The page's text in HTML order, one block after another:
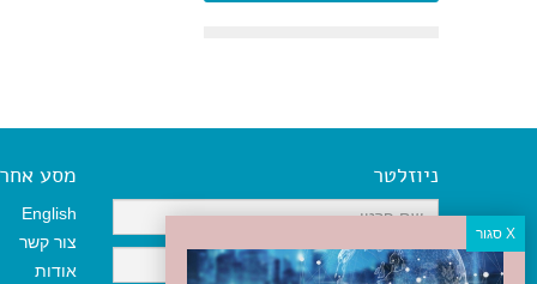
ניוזלטר מסע אחר
English
צור קשר
אודות